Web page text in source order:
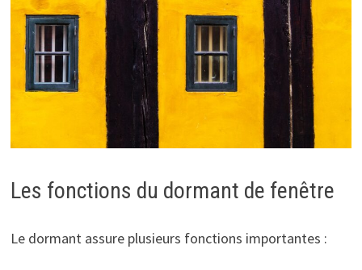
Les fonctions du dormant de fenêtre
Le dormant assure plusieurs fonctions importantes :